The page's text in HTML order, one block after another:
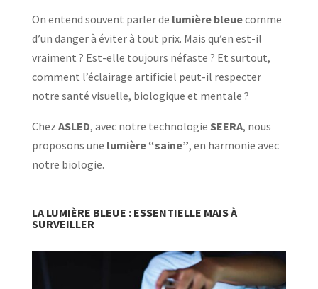
On entend souvent parler de lumière bleuecomme
d’un danger à éviter à tout prix. Mais qu’en est-il
vraiment ? Est-elle toujours néfaste ? Et surtout,
comment l’éclairage artificiel peut-il respecter
notre santé visuelle, biologique et mentale ?
Chez ASLED, avec notre technologie SEERA, nous
proposons une lumière “saine”, en harmonie avec
notre biologie.
LA LUMIÈRE BLEUE : ESSENTIELLE MAIS À
SURVEILLER